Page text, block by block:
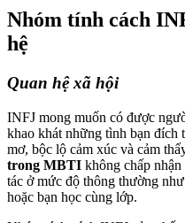
Nhóm tính cách
hệ
Quan hệ xã hội
INFJ mong muốn có được
khao khát những tình bạn đích
mơ, bộc lộ cảm xúc và cảm
trong MBTI không chấp
tác ở mức độ thông thường
hoặc bạn học cùng lớp.